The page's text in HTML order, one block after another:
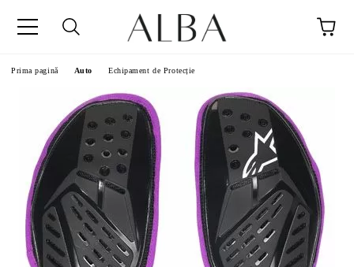
Prima pagină Auto Echipament de Protecție